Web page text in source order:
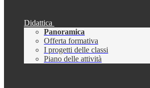
Didattica
Panoramica
Offerta formativa
I progetti delle classi
Piano delle attività